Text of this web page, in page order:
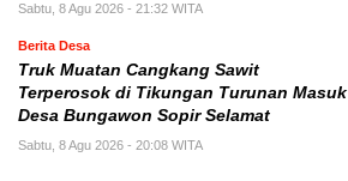
Sabtu, 8 Agu 2026 - 21:32 WITA
Berita Desa
Truk Muatan Cangkang Sawit
Terperosok di Tikungan Turunan Masuk
Desa Bungawon Sopir Selamat
Sabtu, 8 Agu 2026 - 20:08 WITA